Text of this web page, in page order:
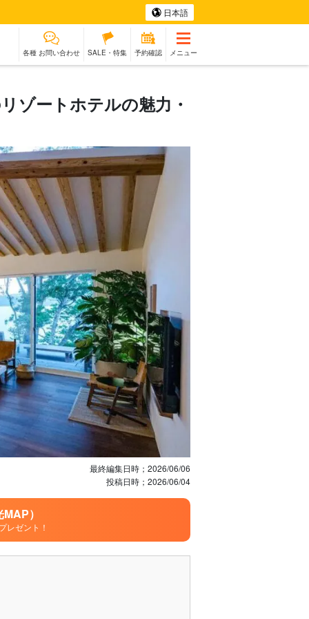
日本語
各種 お問い合わせ SALE・特集 予約確認 メニュー
ゾートホテルの魅力・
最終編集日時； 2026/06/06
投稿日時； 2026/06/04
）
レゼント！